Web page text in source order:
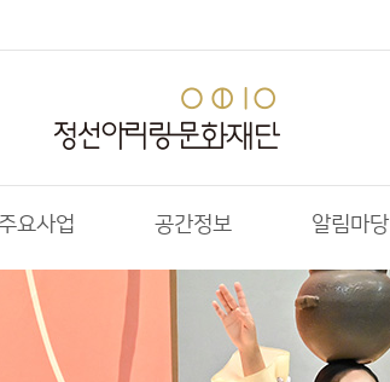
요사업 공간정보 알림마당